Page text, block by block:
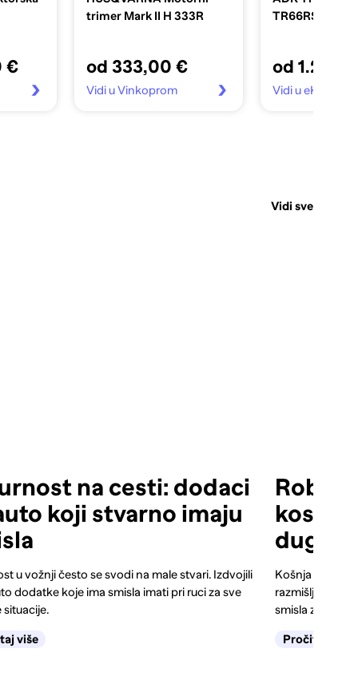
€
trimer Mark II H 333R
od 333,00 €
Vidi u Vinkoprom
TR66RSD4,
od
Vidi u eKupi
Vidi sve
na cesti: dodaci
koji stvarno imaju
u vožnji često se svodi na male stvari. Izdvojili
dodatke koje ima smisla imati pri ruci za sve
situacije.
više
Košnja trave
razmišljaš.
smisla za tebe.
Pročitaj više